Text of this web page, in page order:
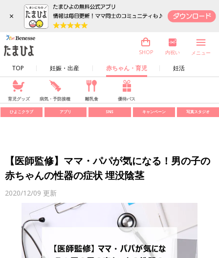
×
TOP 妊娠・出産 赤ちゃん・育児 妊活
SHOP 内祝い メニュー
育児グッズ 病気・予防接種 離乳食 優待パス
ひよこクラブ アプリ SNS キャンペーン 写真スタジオ
【医師監修】ママ・パパが気になる！男の子の
赤ちゃんの性器の症状 埋没陰茎
2020/12/09 更新